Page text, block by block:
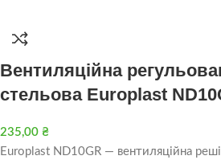
Вентиляційна
стельова Europlast
235,00 ₴
Europlast ND10GR — вентиляційна